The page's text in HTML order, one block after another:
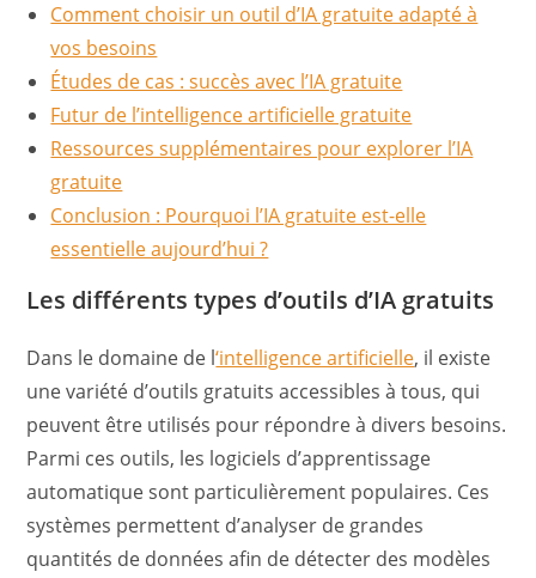
Comment choisir un outil d’IA gratuite adapté à
vos besoins
Études de cas : succès avec l’IA gratuite
Futur de l’intelligence artificielle gratuite
Ressources supplémentaires pour explorer l’IA
gratuite
Conclusion : Pourquoi l’IA gratuite est-elle
essentielle aujourd’hui ?
Les différents types d’outils d’IA gratuits
Dans le domaine de l‘intelligence artificielle, il existe
une variété d’outils gratuits accessibles à tous, qui
peuvent être utilisés pour répondre à divers besoins.
Parmi ces outils, les logiciels d’apprentissage
automatique sont particulièrement populaires. Ces
systèmes permettent d’analyser de grandes
quantités de données afin de détecter des modèles